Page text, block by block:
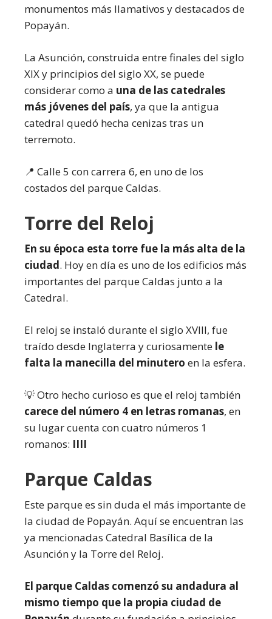
monumentos más llamativos y destacados de
Popayán.
La Asunción, construida entre finales del siglo
XIX y principios del siglo XX, se puede
considerar como a una de las catedrales
más jóvenes del país, ya que la antigua
catedral quedó hecha cenizas tras un
terremoto.
📍 Calle 5 con carrera 6, en uno de los
costados del parque Caldas.
Torre del Reloj
En su época esta torre fue la más alta de la
ciudad. Hoy en día es uno de los edificios más
importantes del parque Caldas junto a la
Catedral.
El reloj se instaló durante el siglo XVIII, fue
traído desde Inglaterra y curiosamente le
falta la manecilla del minutero en la esfera.
💡 Otro hecho curioso es que el reloj también
carece del número 4 en letras romanas, en
su lugar cuenta con cuatro números 1
romanos: IIII
Parque Caldas
Este parque es sin duda el más importante de
la ciudad de Popayán. Aquí se encuentran las
ya mencionadas Catedral Basílica de la
Asunción y la Torre del Reloj.
El parque Caldas comenzó su andadura al
mismo tiempo que la propia ciudad de